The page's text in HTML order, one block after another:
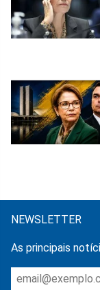
NEWSLETTER
As principais